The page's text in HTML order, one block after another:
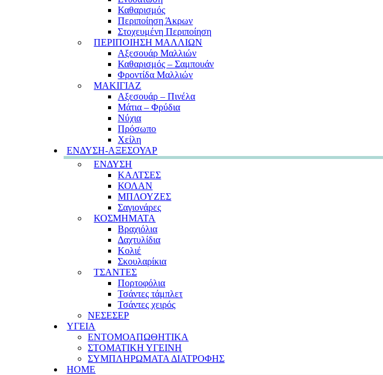
Καθαρισμός
Περιποίηση Άκρων
Στοχευμένη Περιποίηση
ΠΕΡΙΠΟΙΗΣΗ ΜΑΛΛΙΩΝ
Αξεσουάρ Μαλλιών
Καθαρισμός – Σαμπουάν
Φροντίδα Μαλλιών
ΜΑΚΙΓΙΑΖ
Αξεσουάρ – Πινέλα
Μάτια – Φρύδια
Νύχια
Πρόσωπο
Χείλη
ΕΝΔΥΣΗ-ΑΞΕΣΟΥΑΡ
ΕΝΔΥΣΗ
ΚΑΛΤΣΕΣ
ΚΟΛΑΝ
ΜΠΛΟΥΖΕΣ
Σαγιονάρες
ΚΟΣΜΗΜΑΤΑ
Βραχιόλια
Δαχτυλίδια
Κολιέ
Σκουλαρίκια
ΤΣΑΝΤΕΣ
Πορτοφόλια
Τσάντες τάμπλετ
Τσάντες χειρός
ΝΕΣΕΣΕΡ
ΥΓΕΙΑ
ΕΝΤΟΜΟΑΠΩΘΗΤΙΚΑ
ΣΤΟΜΑΤΙΚΗ ΥΓΕΙΝΗ
ΣΥΜΠΛΗΡΩΜΑΤΑ ΔΙΑΤΡΟΦΗΣ
HOME